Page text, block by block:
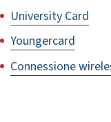
University Card
Youngercard
Connessione